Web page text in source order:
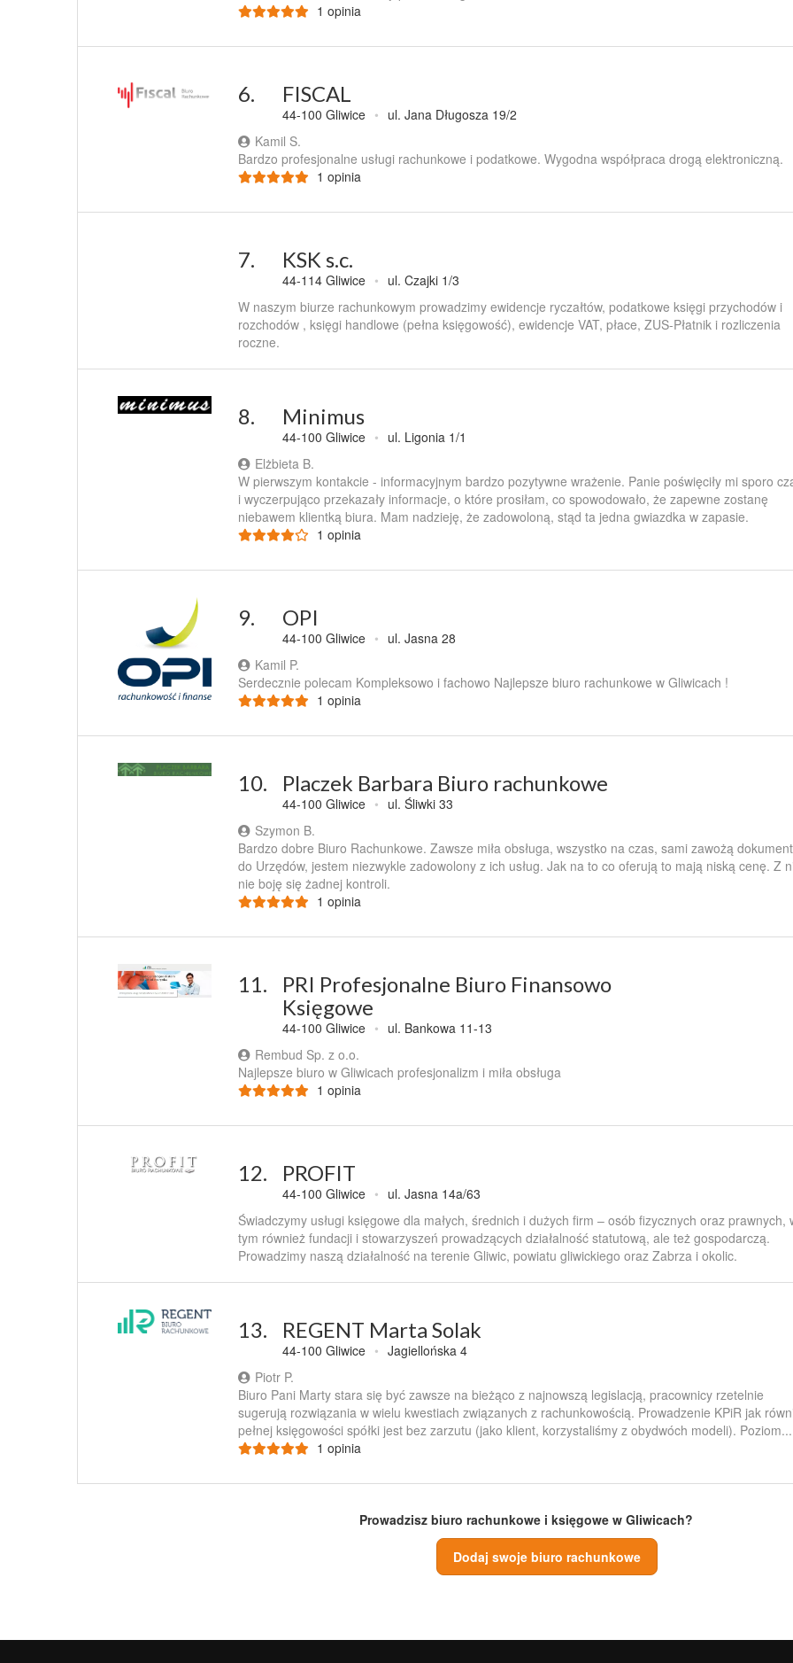
1 opinia
6. FISCAL
44-100 Gliwice • ul. Jana Długosza 19/2
Kamil S.
Bardzo profesjonalne usługi rachunkowe i podatkowe. Wygodna współpraca drogą elektroniczną.
1 opinia
7. KSK s.c.
44-114 Gliwice • ul. Czajki 1/3
W naszym biurze rachunkowym prowadzimy ewidencje ryczałtów, podatkowe księgi przychodów i
rozchodów , księgi handlowe (pełna księgowość), ewidencje VAT, płace, ZUS-Płatnik i rozliczenia
roczne.
8. Minimus
44-100 Gliwice • ul. Ligonia 1/1
Elżbieta B.
W pierwszym kontakcie - informacyjnym bardzo pozytywne wrażenie. Panie poświęciły mi sporo
i wyczerpująco przekazały informacje, o które prosiłam, co spowodowało, że zapewne zostanę
niebawem klientką biura. Mam nadzieję, że zadowoloną, stąd ta jedna gwiazdka w zapasie.
1 opinia
9. OPI
44-100 Gliwice • ul. Jasna 28
Kamil P.
Serdecznie polecam Kompleksowo i fachowo Najlepsze biuro rachunkowe w Gliwicach !
1 opinia
10. Placzek Barbara Biuro rachunkowe
44-100 Gliwice • ul. Śliwki 33
Szymon B.
Bardzo dobre Biuro Rachunkowe. Zawsze miła obsługa, wszystko na czas, sami zawożą
do Urzędów, jestem niezwykle zadowolony z ich usług. Jak na to co oferują to mają niską cenę. Z
nie boję się żadnej kontroli.
1 opinia
11.
PRI Profesjonalne Biuro Finansowo
Księgowe
44-100 Gliwice • ul. Bankowa 11-13
Rembud Sp. z o.o.
Najlepsze biuro w Gliwicach profesjonalizm i miła obsługa
1 opinia
12. PROFIT
44-100 Gliwice • ul. Jasna 14a/63
Świadczymy usługi księgowe dla małych, średnich i dużych firm – osób fizycznych oraz prawnych,
tym również fundacji i stowarzyszeń prowadzących działalność statutową, ale też gospodarczą.
Prowadzimy naszą działalność na terenie Gliwic, powiatu gliwickiego oraz Zabrza i okolic.
13. REGENT Marta Solak
44-100 Gliwice • Jagiellońska 4
Piotr P.
Biuro Pani Marty stara się być zawsze na bieżąco z najnowszą legislacją, pracownicy rzetelnie
sugerują rozwiązania w wielu kwestiach związanych z rachunkowością. Prowadzenie KPiR jak
pełnej księgowości spółki jest bez zarzutu (jako klient, korzystaliśmy z obydwóch modeli). Poziom...
1 opinia
Prowadzisz biuro rachunkowe i księgowe w Gliwicach?
Dodaj swoje biuro rachunkowe